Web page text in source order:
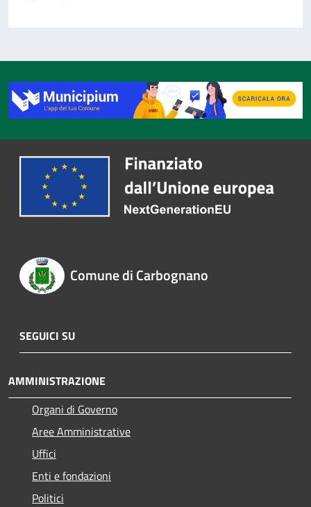
Comune di Carbognano
SEGUICI SU
AMMINISTRAZIONE
Organi di Governo
Aree Amministrative
Uffici
Enti e fondazioni
Politici